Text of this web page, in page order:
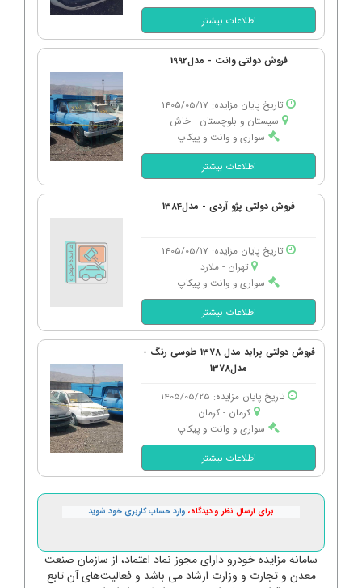
اطلاعات بیشتر
فروش دولتی وانت - مدل1992
تاریخ پایان مزایده: 1405/05/17
سیستان و بلوچستان - خاش
سواری و وانت و پیکاپ
اطلاعات بیشتر
فروش دولتی پژو آردی - مدل1384
تاریخ پایان مزایده: 1405/05/17
تهران - ملارد
سواری و وانت و پیکاپ
اطلاعات بیشتر
فروش دولتی پراید مدل 1378 طوسی رنگ -
مدل1378
تاریخ پایان مزایده: 1405/05/25
کرمان - كرمان
سواری و وانت و پیکاپ
اطلاعات بیشتر
برای ارسال نظر و دیدگاه، وارد حساب کاربری خود شوید
سامانه مزایده خودرو دارای مجوز نماد اعتماد، از سازمان صنعت
معدن و تجارت و وزارت ارشاد می باشد و فعالیت‌های آن تابع